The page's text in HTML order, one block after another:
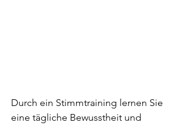
Durch ein Stimmtraining lernen Sie
eine tägliche Bewusstheit und